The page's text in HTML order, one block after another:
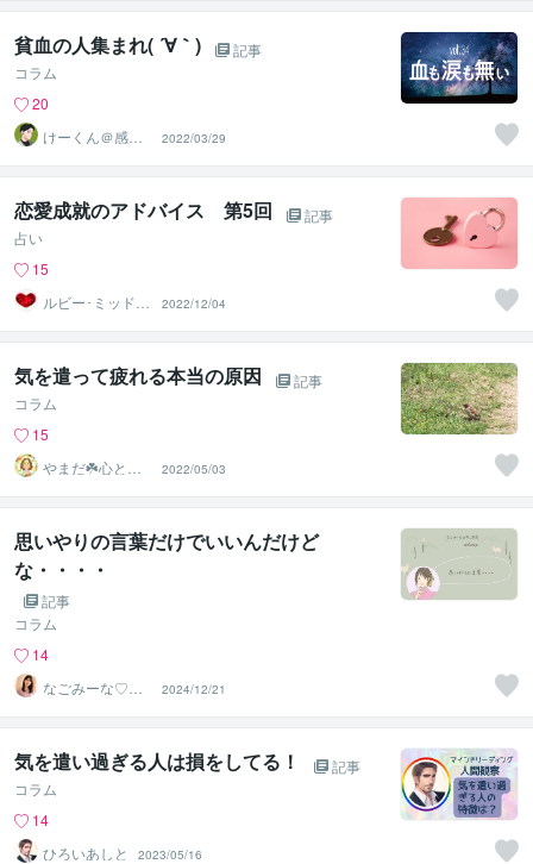
貧血の人集まれ( ´∀｀)
記事
コラム
20
けーくん＠感情
に寄り添う傾聴
人「K」
2022/03/29
恋愛成就のアドバイス 第5回
記事
占い
15
ルビー･ミッドナ
イト
2022/12/04
気を遣って疲れる本当の原因
記事
コラム
15
やまだ☘️心と頭
がスッキリ整う
サロン
2022/05/03
思いやりの言葉だけでいいんだけど
な・・・・
記事
コラム
14
なごみーな♡癒
し系心のサポー
ター
2024/12/21
気を遣い過ぎる人は損をしてる！
記事
コラム
14
ひろいあしと
2023/05/16